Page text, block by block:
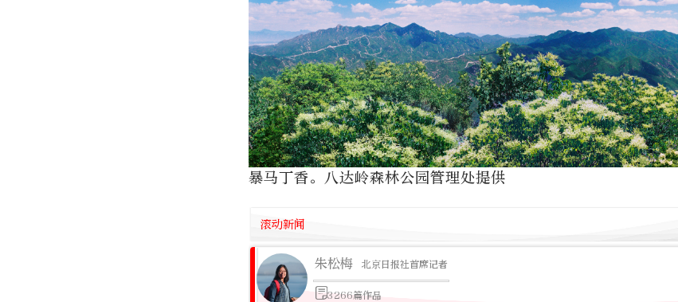
暴马丁香。八达岭森林公园管理处提供
滚动新闻
朱松梅 北京日报社首席记者
3266篇作品